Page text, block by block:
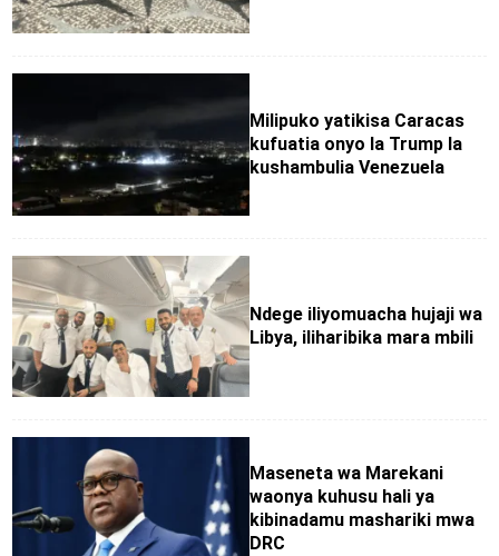
Milipuko yatikisa Caracas
kufuatia onyo la Trump la
kushambulia Venezuela
Ndege iliyomuacha hujaji wa
Libya, iliharibika mara mbili
Maseneta wa Marekani
waonya kuhusu hali ya
kibinadamu mashariki mwa
DRC